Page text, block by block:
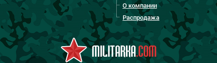
О компании
Распродажа